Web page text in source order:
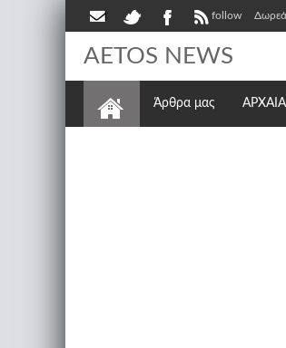
follow Δωρεά
AETOS NEWS
Άρθρα μας